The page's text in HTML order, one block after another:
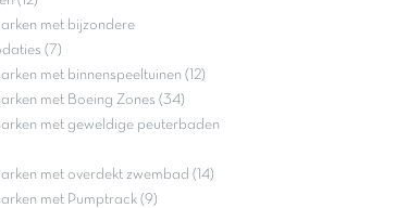
met bijzondere
(7)
met binnenspeeltuinen (12)
met Boeing Zones (34)
met geweldige peuterbaden
met overdekt zwembad (14)
met Pumptrack (9)